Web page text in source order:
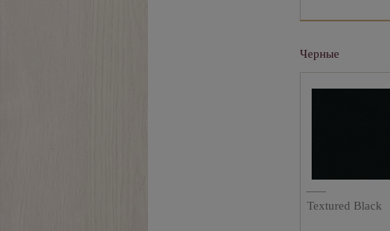
Черные
Textured Black